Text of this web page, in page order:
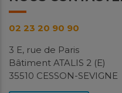
Avril
2026
02 23 20 90 90
3 E, rue de Paris
Bâtiment ATALIS 2 (E)
35510 CESSON-SEVIGNE